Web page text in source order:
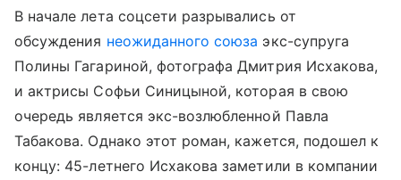
В начале лета соцсети разрывались от
обсуждения неожиданного союза экс-супруга
Полины Гагариной, фотографа Дмитрия Исхакова,
и актрисы Софьи Синицыной, которая в свою
очередь является экс-возлюбленной Павла
Табакова. Однако этот роман, кажется, подошел к
концу: 45-летнего Исхакова заметили в компании